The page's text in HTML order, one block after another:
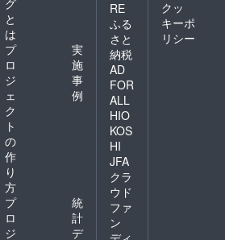
と
は
プ
ロ
ジ
ェ
ク
ト
の
作
り
方
実
施
事
例
プ
ロ
ジ
統
計
デ
RE
ふる
さと
納税
AD
FOR
ALL
HIO
KOS
HI
JFA
クラ
ウド
ファ
ン
クッ
キーポ
リシー